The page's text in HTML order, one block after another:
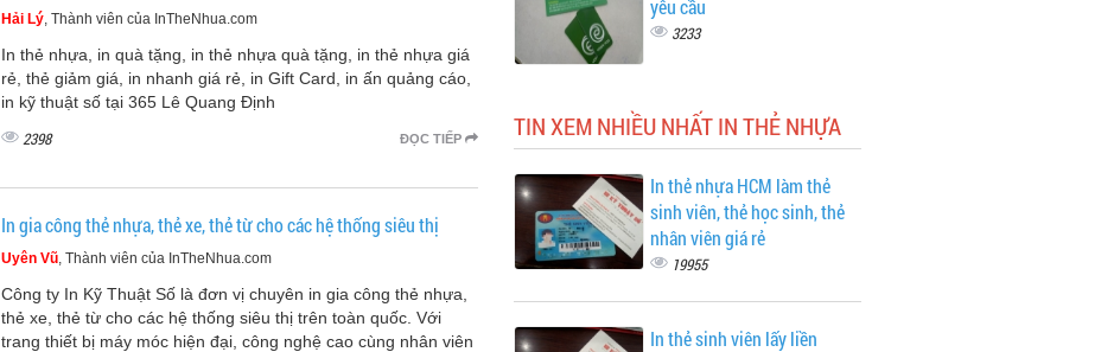
Hải Lý, Thành viên của InTheNhua.com
In thẻ nhựa, in quà tặng, in thẻ nhựa quà tặng, in thẻ nhựa giá
rẻ, thẻ giảm giá, in nhanh giá rẻ, in Gift Card, in ấn quảng cáo,
in kỹ thuật số tại 365 Lê Quang Định
ĐỌC TIẾP
2398
In gia công thẻ nhựa, thẻ xe, thẻ từ cho các hệ thống siêu thị
Uyên Vũ, Thành viên của InTheNhua.com
Công ty In Kỹ Thuật Số là đơn vị chuyên in gia công thẻ nhựa,
thẻ xe, thẻ từ cho các hệ thống siêu thị trên toàn quốc. Với
trang thiết bị máy móc hiện đại, công nghệ cao cùng nhân viên
yêu cầu
3233
TIN XEM NHIỀU NHẤT IN THẺ NHỰA
In thẻ nhựa HCM làm thẻ
sinh viên, thẻ học sinh, thẻ
nhân viên giá rẻ
19955
In thẻ sinh viên lấy liền